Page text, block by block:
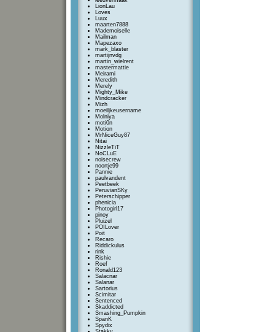
LionLau
Loves
Luux
maarten7888
Mademoiselle
Mailman
Mapezaxo
mark_blaster
martijnvdg
martin_wielrent
mastermattie
Meirami
Meredith
Merely
Mighty_Mike
Mindcracker
Mizh
moeiljkeusername
Molniya
moti0n
Motion
MrNiceGuy87
Nitai
NizzleTiT
NoCLuE
noisecrew
noortje99
Pannie
paulvandent
Peetbeek
PeruvianSKy
Peterschipper
phenicia
Photogirl17
pinoy
Pluizel
POILover
Poit
Recaro
Riddickulus
rink
Rishie
Roef
Ronald123
Salacnar
Salanar
Sartorius
Scimitar
Sentenced
Skaddicted
Smashing_Pumpkin
SpanK
Spydix